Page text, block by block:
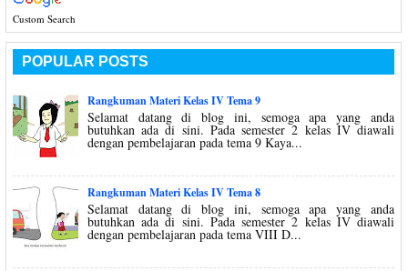
Custom Search
POPULAR POSTS
Rangkuman Materi Kelas IV Tema 9
Selamat datang di blog ini, semoga apa yang anda
butuhkan ada di sini. Pada semester 2 kelas IV diawali
dengan pembelajaran pada tema 9 Kaya...
Rangkuman Materi Kelas IV Tema 8
Selamat datang di blog ini, semoga apa yang anda
butuhkan ada di sini. Pada semester 2 kelas IV diawali
dengan pembelajaran pada tema VIII D...